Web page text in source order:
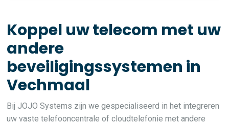
Koppel uw telecom met uw
andere
beveiligingssystemen in
Vechmaal
Bij JOJO Systems zijn we gespecialiseerd in het integreren
uw vaste telefooncentrale of cloudtelefonie met andere